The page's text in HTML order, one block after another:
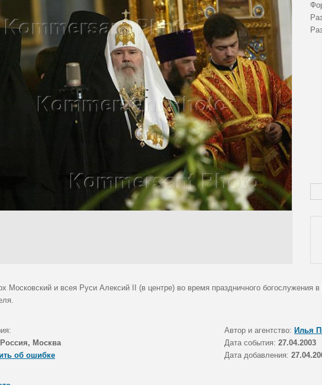
Московский и всея Руси Алексий II (в центре) во время праздничного богослужения
Автор и агентство: Илья
Россия, Москва Дата события: 27.04.2003
об ошибке
Дата добавления: